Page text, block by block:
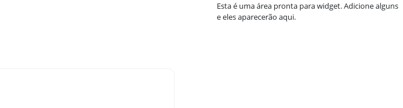
Esta é uma área pronta para widget. Adicione alguns
e eles aparecerão aqui.